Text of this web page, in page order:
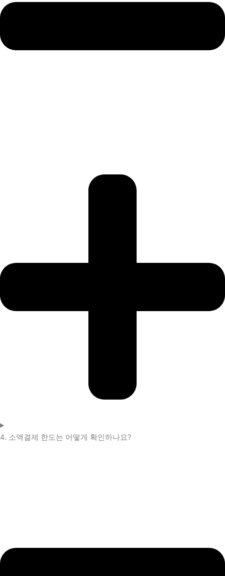
4. 소액결제 한도는 어떻게 확인하나요?